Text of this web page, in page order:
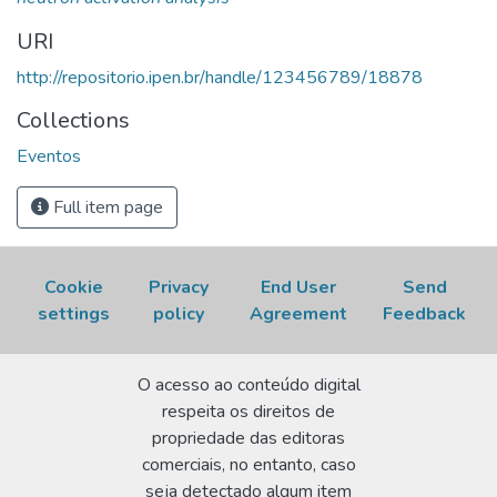
29, 1999, Nova Friburgo, RJ. Disponível em:
http://repositorio.ipen.br/handle/123456789/18878.
Acesso em: 07 Aug 2026.
URI
http://repositorio.ipen.br/handle/123456789/18878
Collections
Eventos
Full item page
Cookie
settings
Privacy
policy
End User
Agreement
Send
Feedback
O acesso ao conteúdo digital
respeita os direitos de
propriedade das editoras
comerciais, no entanto, caso
seja detectado algum item